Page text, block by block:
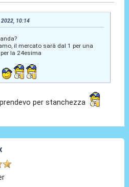
10:14
il mercato sarà dal 1 per una
la 24esima
per stanchezza